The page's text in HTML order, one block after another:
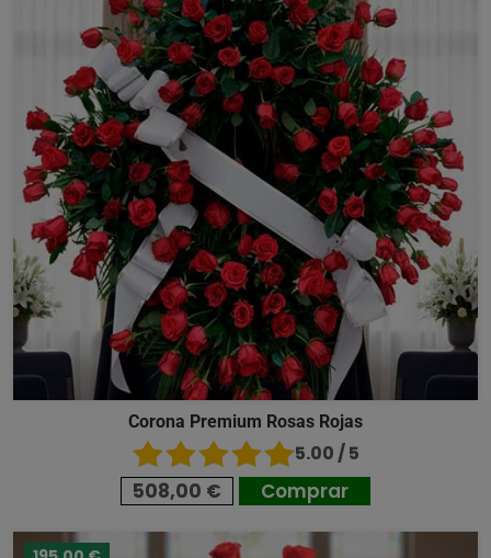
Corona Premium Rosas Rojas
5.00 / 5
508,00 € Comprar